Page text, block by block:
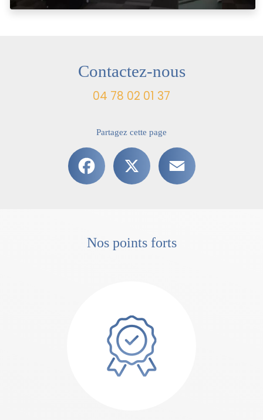
Contactez-nous
04 78 02 01 37
Partagez cette page
Facebook
Nos points forts